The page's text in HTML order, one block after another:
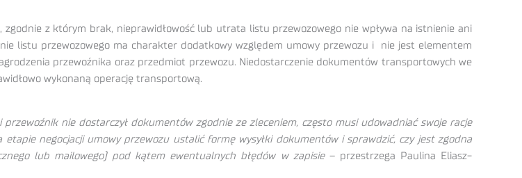
z którym brak, nieprawidłowość lub utrata listu przewozowego nie wpływa na istnienie ani
listu przewozowego ma charakter dodatkowy względem umowy przewozu i nie jest elementem
przewoźnika oraz przedmiot przewozu. Niedostarczenie dokumentów transportowych we
wykonaną operację transportową.
nie dostarczył dokumentów zgodnie ze zleceniem, często musi udowadniać swoje racje
negocjacji umowy przewozu ustalić formę wysyłki dokumentów i sprawdzić, czy jest zgodna
lub mailowego) pod kątem ewentualnych błędów w zapisie– przestrzega Paulina Eliasz-